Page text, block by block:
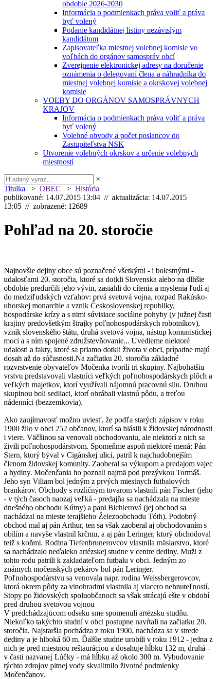
obdobie 2026-2030
Informácia o podmienkach práva voliť a práva
byť volený
Podanie kandidátnej listiny nezávislým
kandidátom
Zapisovateľka miestnej volebnej komisie vo
voľbách do orgánov samospráv obcí
Zverejnenie elektronickej adresy na doručenie
oznámenia o delegovaní člena a náhradníka do
miestnej volebnej komisie a okrskovej volebnej
komisie
VOĽBY DO ORGÁNOV SAMOSPRÁVNYCH
KRAJOV
Informácia o podmienkach práva voliť a práva
byť volený
Volebné obvody a počet poslancov do
Zastupiteľstva NSK
Utvorenie volebných okrskov a určenie volebných
miestností
×
Titulka > OBEC > História
publikované: 14.07.2015 13:04 // aktualizácia: 14.07.2015
13:05 // zobrazené: 12689
Pohľad na 20. storočie
Najnovšie dejiny obce sú poznačené všetkými - i bolestnými -
udalosťami 20. storočia, ktoré sa dotkli Slovenska alebo na dlhšie
obdobie predurčili jeho vývin, zasiahli do cítenia a myslenia ľudí aj
do medziľudských vzťahov: prvá svetová vojna, rozpad Rakúsko-
uhorskej monarchie a vznik Československej republiky,
hospodárske krízy a s nimi súvisiace sociálne pohyby (v južnej časti
krajiny predovšetkým štrajky poľnohospodárskych robotníkov),
vznik slovenského štátu, druhá svetová vojna, nástup komunistickej
moci a s ním spojené združstevňovanie... Uvedieme niektoré
udalosti a fakty, ktoré sa priamo dotkli života v obci, prípadne majú
dosah až do súčasnosti.Na začiatku 20. storočia základné
rozvrstvenie obyvateľov Močenka tvorili tri skupiny. Najbohatšiu
vrstvu predstavovali vlastníci veľkých poľnohospodárskych plôch a
veľkých majetkov, ktorí využívali nájomnú pracovnú silu. Druhou
skupinou boli sedliaci, ktorí obrábali vlastnú pôdu, a treťou
nádenníci (bezzemkovia).
Ako zaujímavosť možno uviesť, že podľa starých zápisov v roku
1900 žilo v obci 252 občanov, ktorí sa hlásili k židovskej národnosti
i viere. Väčšinou sa venovali obchodovaniu, ale niektorí z nich sa
živili poľnohospodárstvom. Spomeňme aspoň niektoré mená: Pán
Stern, ktorý býval v Cigánskej ulici, patril k najchudobnejším
členom židovskej komunity. Zaoberal sa výkupom a predajom vajec
a hydiny. Močenčania ho poznali najmä pod prezývkou Tormáš.
Jeho syn Viliam bol jedným z prvých miestnych futbalových
brankárov. Obchody s rozličným tovarom vlastnili pán Fischer (jeho
- v tých časoch naozaj veľká - predajňa sa nachádzala na mieste
dnešného obchodu Kútny) a pani Bichlerová (jej obchod sa
nachádzal na mieste terajšieho Železoobchodu Tóth). Podobný
obchod mal aj pán Arthur, ten sa však zaoberal aj obchodovaním s
obilím a navyše vlastnil krčmu, a aj pán Leringer, ktorý obchodoval
teiž s koňmi. Rodina Tiefenbrunerovcov vlastnila mäsiarstvo, ktoré
sa nachádzalo neďaleko artézskej studne v centre dediny. Muži z
tohto rodu patrili k zakladateľom futbalu v obci. Jedným zo
známych močenských pekárov bol pán Leringer.
Poľnohospodárstvu sa venovala napr. rodina Weissbergerovcov,
ktorá okrem pôdy za vinohradmi vlastnila aj viacero nehnuteľností.
Stopy po židovských spoluobčanoch sa však strácajú ešte v období
pred druhou svetovou vojnou
V predchádzajúcom odseku sme spomenuli artézsku studňu.
Niekoľko takýchto studní v obci postupne navŕtali na začiatku 20.
storočia. Najstaršia pochádza z roku 1900, nachádza sa v strede
dediny a je hlboká 60 m. Ďalšie studne urobili v roku 1912 - jedna z
nich je pred miestnou reštauráciou a dosahuje hĺbku 132 m, druhá -
v časti nazvanej Lúčky - má hĺbku až okolo 300 m. Vybudovanie
týchto zdrojov pitnej vody skvalitnilo životné podmienky
Močenčanov.